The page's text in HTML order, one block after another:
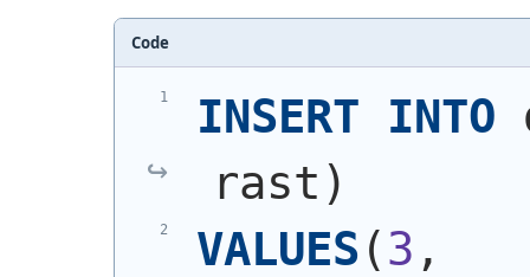
Code
INSERT INTO
rast )
VALUES (3